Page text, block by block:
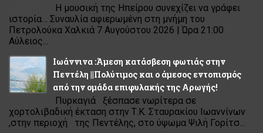
Η μουσική της Ηπείρου συνεχίζει να γράφει
ιστορία… Συναυλία αφιερωμένη στη μνήμη του
Πετρολούκα Χαλκιά 7 Αυγούστου 2026 | Ώρα 21:00
Αύλειος...
Ιωάννινα :Άμεση κατάσβεση φωτιάς στην
Πεντέλη ||Πολύτιμος και ο άμεσος εντοπισμός
από την ομάδα επιφυλακής της Αρωγής!
Πυρκαγιά ξέσπασε νωρίτερα σε
χορτολιβαδική έκταση στην Τ.Κ. Σταυρακίου Ιωαννίνων
,στην περιοχή της Πεντέλης, στο ύψωμα Ψιλή Γορίτσ...